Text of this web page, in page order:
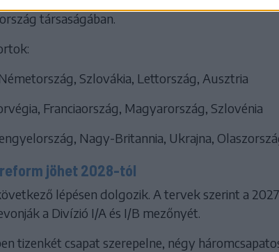
társaságában.
Szlovákia, Lettország, Ausztria
Franciaország, Magyarország, Szlovénia
Nagy-Britannia, Ukrajna,
reform jöhet 2028-tól
lépésen dolgozik. A tervek szerint a
a Divízió I/A és I/B mezőnyét.
tizenkét csapat szerepelne, négy